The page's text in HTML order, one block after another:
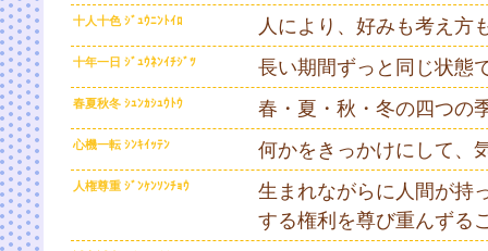
十人十色 ｼﾞｭｳﾆﾝﾄｲﾛ 人により、好みも考え方
十年一日 ｼﾞｭｳﾈﾝｲﾁｼﾞﾂ 長い期間ずっと同じ状態
春夏秋冬 ｼｭﾝｶｼｭｳﾄｳ 春・夏・秋・冬の四つの
心機一転 ｼﾝｷｲｯﾃﾝ 何かをきっかけにして、
人権尊重 ｼﾞﾝｹﾝｿﾝﾁｮｳ
生まれながらに人間が持
する権利を尊び重んずる